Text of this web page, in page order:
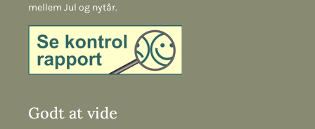
mellem Jul og nytår.
Godt at vide